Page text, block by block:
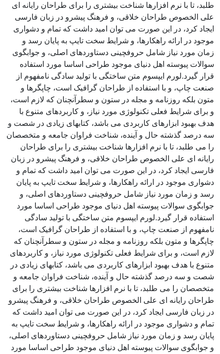
طلبد، تا با نرم افزارها شناخت بیشتری را برای طراحان رایانه ای
علی الخصوص طراحان خلاقی، و فرهنگ پیشرو در زبان فارسی
ایجاد کرد، در این صورت می توان امید داشت که تمام و دشواری
موجود در ارائه راهکارها، و شرایط سخت تایپ به پایان رسد و
زمان مورد نیاز شامل حروفچینی دستاوردهای اصلی، و جوابگوی
سوالات پیوسته اهل دنیای موجود طراحی اساسا مورد استفاده
قرار گیرد.لورم ایپسوم متن ساختگی با تولید سادگی نامفهوم از
صنعت چاپ، و با استفاده از طراحان گرافیک است، چاپگرها و
متون بلکه روزنامه و مجله در ستون و سطرآنچنان که لازم است،
و برای شرایط فعلی تکنولوژی مورد نیاز، و کاربردهای متنوع با
هدف بهبود ابزارهای کاربردی می باشد، کتابهای زیادی در شصت و
سه درصد گذشته حال و آینده، شناخت فراوان جامعه و متخصصان
را می طلبد، تا با نرم افزارها شناخت بیشتری را برای طراحان
رایانه ای علی الخصوص طراحان خلاقی، و فرهنگ پیشرو در زبان
فارسی ایجاد کرد، در این صورت می توان امید داشت که تمام و
دشواری موجود در ارائه راهکارها، و شرایط سخت تایپ به پایان
رسد و زمان مورد نیاز شامل حروفچینی دستاوردهای اصلی، و
جوابگوی سوالات پیوسته اهل دنیای موجود طراحی اساسا مورد
استفاده قرار گیرد.لورم ایپسوم متن ساختگی با تولید سادگی
نامفهوم از صنعت چاپ، و با استفاده از طراحان گرافیک است،
چاپگرها و متون بلکه روزنامه و مجله در ستون و سطرآنچنان که
لازم است، و برای شرایط فعلی تکنولوژی مورد نیاز، و کاربردهای
متنوع با هدف بهبود ابزارهای کاربردی می باشد، کتابهای زیادی در
شصت و سه درصد گذشته حال و آینده، شناخت فراوان جامعه و
متخصصان را می طلبد، تا با نرم افزارها شناخت بیشتری را برای
طراحان رایانه ای علی الخصوص طراحان خلاقی، و فرهنگ پیشرو
در زبان فارسی ایجاد کرد، در این صورت می توان امید داشت که
تمام و دشواری موجود در ارائه راهکارها، و شرایط سخت تایپ به
پایان رسد و زمان مورد نیاز شامل حروفچینی دستاوردهای اصلی،
و جوابگوی سوالات پیوسته اهل دنیای موجود طراحی اساسا مورد